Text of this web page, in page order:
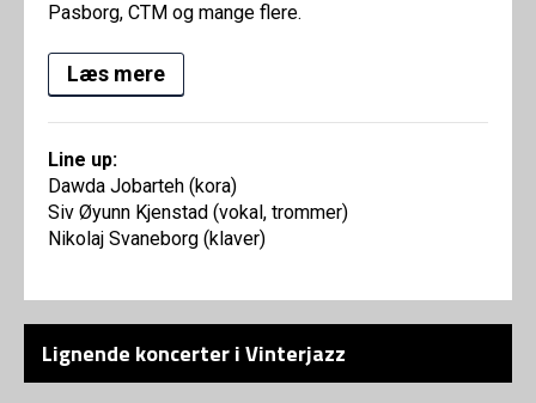
Pasborg, CTM og mange flere.
Læs mere
Line up:
Dawda Jobarteh (kora)
Siv Øyunn Kjenstad (vokal, trommer)
Nikolaj Svaneborg (klaver)
Lignende koncerter i Vinterjazz